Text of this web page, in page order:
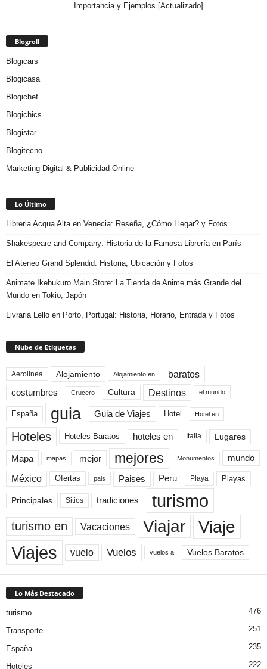
Importancia y Ejemplos [Actualizado]
Blogroll
Blogicars
Blogicasa
Blogichef
Blogichics
Blogistar
Blogitecno
Marketing Digital & Publicidad Online
Lo Último
Libreria Acqua Alta en Venecia: Reseña, ¿Cómo Llegar? y Fotos
Shakespeare and Company: Historia de la Famosa Librería en París
El Ateneo Grand Splendid: Historia, Ubicación y Fotos
Animate Ikebukuro Main Store: La Tienda de Anime más Grande del
Mundo en Tokio, Japón
Livraria Lello en Porto, Portugal: Historia, Horario, Entrada y Fotos
Nube de Etiquetas
Aerolinea Alojamiento Alojamiento en baratos
costumbres Crucero Cultura Destinos el mundo
España guia Guia de Viajes Hotel Hotel en
Hoteles Hoteles Baratos hoteles en Italia Lugares
Mapa mapas mejor mejores Monumentos mundo
México Ofertas pais Paises Peru Playa Playas
Principales Sitios tradiciones turismo
turismo en Vacaciones Viajar Viaje
Viajes vuelo Vuelos vuelos a Vuelos Baratos
Lo Más Destacado
turismo 476
Transporte 251
España 235
Hoteles 222